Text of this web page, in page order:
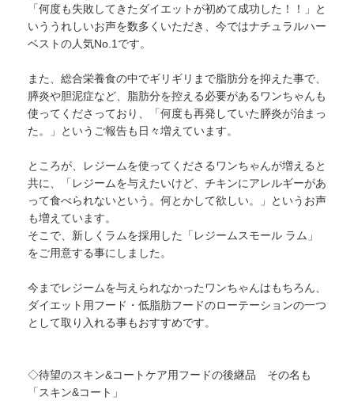
「何度も失敗してきたダイエットが初めて成功した！！」と
いううれしいお声を数多くいただき、今ではナチュラルハー
ベストの人気No.1です。
また、総合栄養食の中でギリギリまで脂肪分を抑えた事で、
膵炎や胆泥症など、脂肪分を控える必要があるワンちゃんも
使ってくださっており、「何度も再発していた膵炎が治まっ
た。」というご報告も日々増えています。
ところが、レジームを使ってくださるワンちゃんが増えると
共に、「レジームを与えたいけど、チキンにアレルギーがあ
って食べられないという。何とかして欲しい。」というお声
も増えています。
そこで、新しくラムを採用した「レジームスモール ラム」
をご用意する事にしました。
今までレジームを与えられなかったワンちゃんはもちろん、
ダイエット用フード・低脂肪フードのローテーションの一つ
として取り入れる事もおすすめです。
◇待望のスキン&コートケア用フードの後継品 その名も
「スキン&コート」